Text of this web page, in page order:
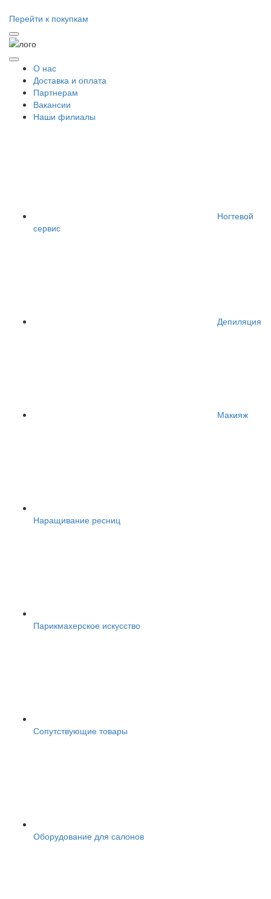
Перейти к покупкам
О нас
Доставка и оплата
Партнерам
Вакансии
Наши филиалы
Ногтевой
сервис
Депиляция
Макияж
Наращивание ресниц
Парикмахерское искусство
Сопутствующие товары
Оборудование для салонов